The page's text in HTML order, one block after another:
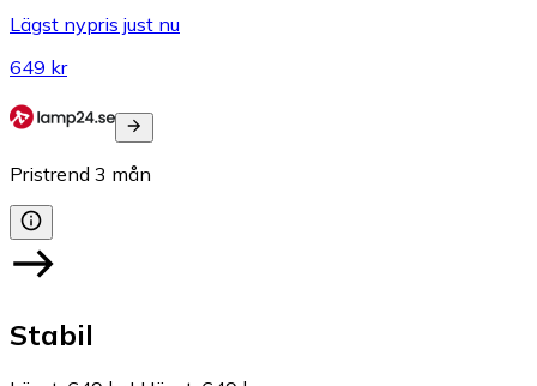
Lägst nypris just nu
649 kr
Pristrend 3 mån
Stabil